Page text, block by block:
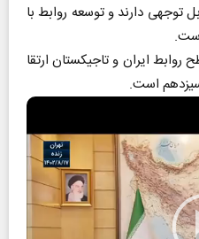
توجهی دارند و توسعه روابط با
ایران و تاجیکستان ارتقا
است.